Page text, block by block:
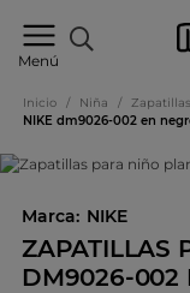
Menú
Inicio / Niña /
NIKE dm9026-002 en
Marca: NIKE
ZAPATILLAS
DM9026-002